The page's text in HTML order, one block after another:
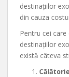
destinațiilor
din cauza
Pentru cei
destinațiilor
există câteva